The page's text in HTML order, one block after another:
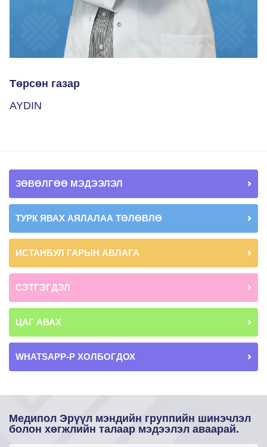
Төрсөн газар
AYDIN
ЗӨВӨЛГӨӨ МЭДЭЭЛЭЛ
ТУРК ЯВАХ АЯЛАЛАА ТӨЛӨВЛӨ
ИСТАНБУЛ ГАРЫН АВЛАГА
СЭТГЭГДЭЛ
ЦАГ АВАХ
WHATSAPP-Р ХОЛБОГДОХ
Медипол Эрүүл мэндийн группийн шинэчлэл
болон хөгжлийн талаар мэдээлэл аваарай.